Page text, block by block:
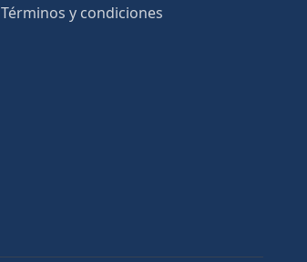
Términos y condiciones